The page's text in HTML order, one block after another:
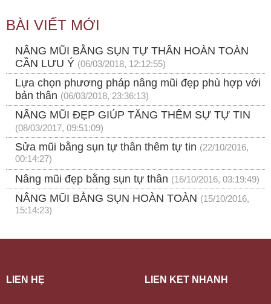
BÀI VIẾT MỚI
NÂNG MŨI BẰNG SỤN TỰ THÂN HOÀN TOÀN
CẦN LƯU Ý (06/03/2018, 12:12:55)
Lựa chọn phương pháp nâng mũi đẹp phù hợp với
bản thân (06/03/2018, 23:36:13)
NÂNG MŨI ĐẸP GIÚP TĂNG THÊM SỰ TỰ TIN
(08/03/2017, 09:51:09)
Sửa mũi bằng sụn tự thân thêm tự tin (22/10/2016,
00:14:27)
Nâng mũi đẹp bằng sụn tự thân (16/10/2016, 03:19:49)
NÂNG MŨI BẰNG SỤN HOÀN TOÀN (15/10/2016,
15:14:23)
LIÊN HỆ LIÊN KẾT NHANH